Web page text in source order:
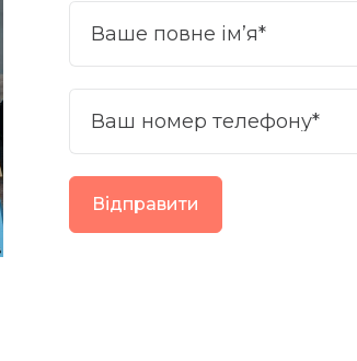
Ваше повне ім’я*
Ваш номер телефону*
Відправити